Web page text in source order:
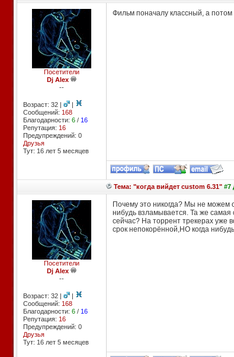
Посетители
Dj Alex
--
Возраст: 32 |
|
Сообщений: 168
Благодарности: 6/ 16
Репутация: 16
Предупреждений: 0
Друзья
Тут: 16 лет 5 месяцев
Фильм поначалу классный, а
Тема: "когда вийдет custom 6.31"#7
Посетители
Dj Alex
--
Возраст: 32 |
|
Сообщений: 168
Благодарности: 6/ 16
Репутация: 16
Предупреждений: 0
Друзья
Тут: 16 лет 5 месяцев
Почему это никогда? Мы не можем
нибудь взламывается. Та же самая
сейчас? На торрент трекерах уже
срок непокорённой,НО когда